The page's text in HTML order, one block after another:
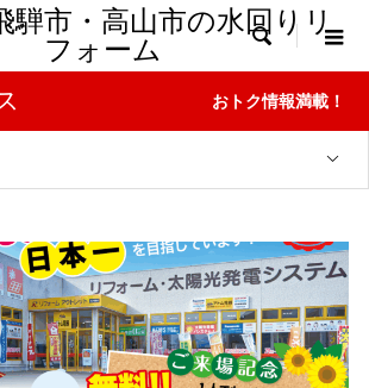
騨市・高山市の水回りリ
フォーム

おトク情報満載！